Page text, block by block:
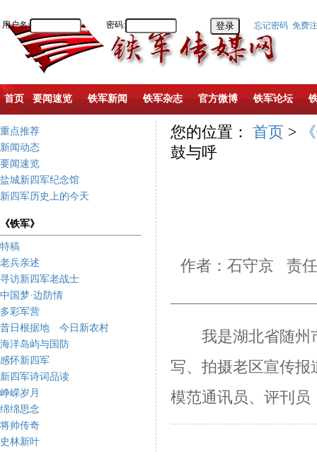
用户名: 密码: 忘记密码 免费
首页 要闻速览 铁军新闻 铁军杂志 官方微博 铁军论坛
重点推荐
新闻动态
要闻速览
盐城新四军纪念馆
新四军历史上的今天
《铁军》
特稿
老兵亲述
寻访新四军老战士
中国梦·边防情
多彩军营
昔日根据地 今日新农村
海洋岛屿与国防
感怀新四军
新四军诗词品读
峥嵘岁月
绵绵思念
将帅传奇
史林新叶
您的位置： 首页 >
鼓与呼
作者：石守京 责
我是湖北省随州
写、拍摄老区宣传报
模范通讯员、评刊员